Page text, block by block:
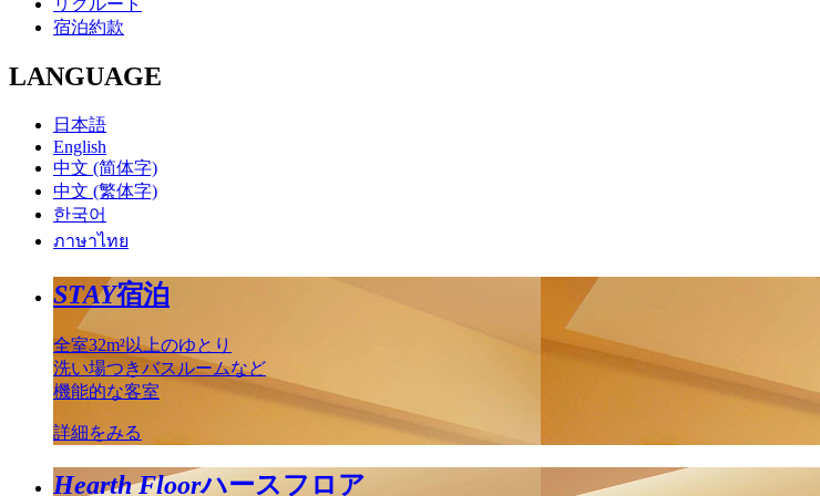
リクルート
宿泊約款
LANGUAGE
日本語
English
中文 (简体字)
中文 (繁体字)
한국어
ภาษาไทย
STAY宿泊
全室32m²以上のゆとり
洗い場つきバスルームなど
機能的な客室
詳細をみる
Hearth Floorハースフロア